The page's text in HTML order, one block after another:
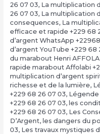
26 07 03, La multiplication
26 07 03, La multiplication
consequences, La
efficace et rapide +229 68
d’argent WhatsApp
d’argent YouTube +229 68
du marabout Henri
rapide marabout Affolabi
multiplication d’argent
richesse et de la lumière,
+229 68 26 07 03, Légende
+229 68 26 07 03, les
+229 68 26 07 03, Les
D’Argent, les dangers du
03, Les travaux mystiques